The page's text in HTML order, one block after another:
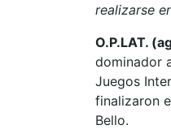
realizarse
O.P.LAT.
dominador
Juegos
finalizaron
Bello.